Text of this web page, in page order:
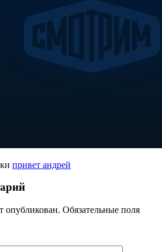
привет андрей
опубликован. Обязательные поля